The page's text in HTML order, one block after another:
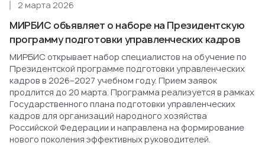
МИРБИС объявляет о наборе на Президентскую
программу подготовки управленческих кадров
2 марта 2026
МИРБИС открывает набор специалистов на обучение по
Президентской программе подготовки управленческих
кадров в 2026–2027 учебном году. Прием заявок
продлится до 20 марта. Программа реализуется в рамках
Государственного плана подготовки управленческих
кадров для организаций народного хозяйства
Российской Федерации и направлена на формирование
нового поколения эффективных руководителей.